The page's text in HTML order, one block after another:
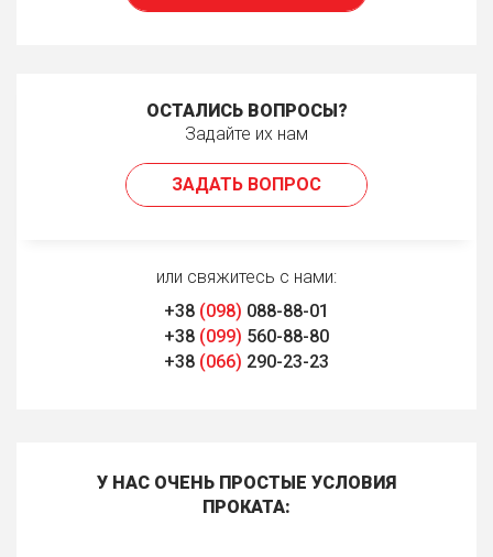
ОСТАЛИСЬ ВОПРОСЫ?
Задайте их нам
ЗАДАТЬ ВОПРОС
или свяжитесь с нами:
+38 (098) 088-88-01
+38 (099) 560-88-80
+38 (066) 290-23-23
У НАС ОЧЕНЬ ПРОСТЫЕ УСЛОВИЯ
ПРОКАТА: